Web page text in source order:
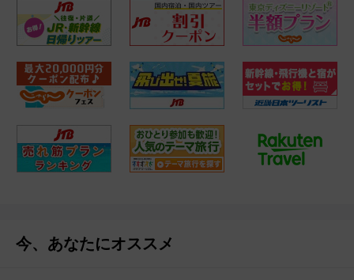
今、あなたにオススメ